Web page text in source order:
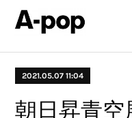
2021.05.07 11:04
朝日昇青空